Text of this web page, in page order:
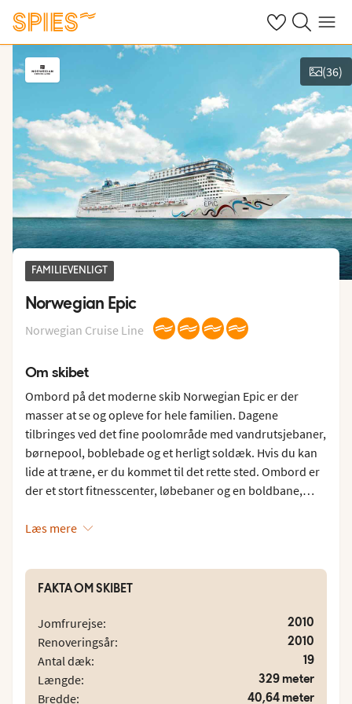
Se dine gemte
Søg påMenu
Vis billeder
(36)
FAMILIEVENLIGT
Norwegian Epic
Norwegian Cruise Line
Om skibet
Ombord på det moderne skib Norwegian Epic er der
masser at se og opleve for hele familien. Dagene
tilbringes ved det fine poolområde med vandrutsjebaner,
børnepool, boblebade og et herligt soldæk. Hvis du kan
lide at træne, er du kommet til det rette sted. Ombord er
der et stort fitnesscenter, løbebaner og en boldbane,
Foretrækker du fred og ro, kan du forkæle dig selv med
slappe af i en liggestol. Rejser du med børn, kan de hygge
sig i skibets børne- og ungdomsklubber. Splash Academy
Teen Center kan de lidt ældre børn i alderen 12-17 år
hænge ud sammen. Der arrangeres også børne- og
ungdomsdiskotek, og der er legerum for børn mellem 6
måneder og 2 år.
Læs mere
FAKTA OM SKIBET
Jomfrurejse: 2010
Renoveringsår: 2010
Antal dæk: 19
Længde: 329 meter
Bredde: 40,64 meter